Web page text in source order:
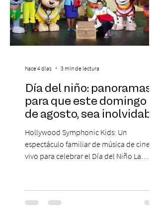
Día del niño: panoramas
para que este domingo 09
de agosto, sea inolvidable
Hollywood Symphonic Kids: Un
espectáculo familiar de música de cine en
vivo para celebrar el Día del Niño La
musical única e inolvidable con motivo del
Día del Niño. El espectáculo Hollywood
hace 4 días 3 min de lectura